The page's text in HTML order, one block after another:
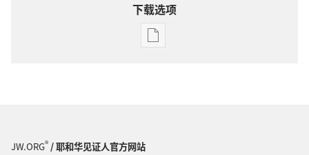
下载选项
出
JW.ORG®/ 耶和华见证人官方网站